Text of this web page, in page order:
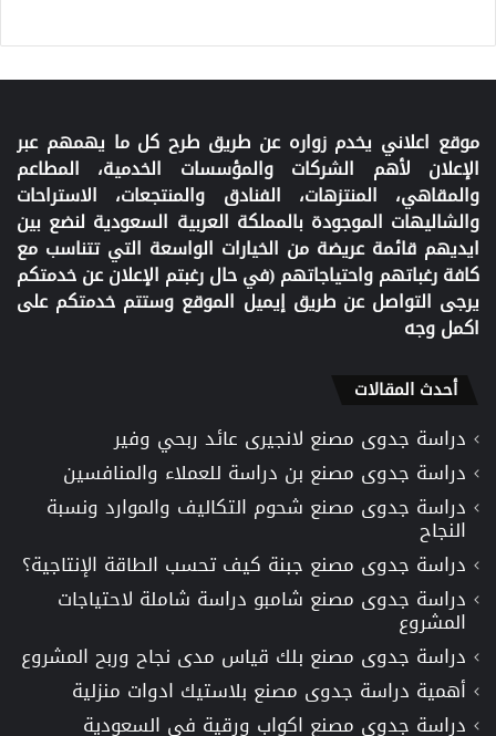
موقع اعلاني يخدم زواره عن طريق طرح كل ما يهمهم عبر
الإعلان لأهم الشركات والمؤسسات الخدمية، المطاعم
والمقاهي، المنتزهات، الفنادق والمنتجعات، الاستراحات
والشاليهات الموجودة بالمملكة العربية السعودية لنضع بين
ايديهم قائمة عريضة من الخيارات الواسعة التي تتناسب مع
كافة رغباتهم واحتياجاتهم (في حال رغبتم الإعلان عن خدمتكم
يرجى التواصل عن طريق إيميل الموقع وستتم خدمتكم على
اكمل وجه
أحدث المقالات
دراسة جدوى مصنع لانجيرى عائد ربحي وفير
دراسة جدوى مصنع بن دراسة للعملاء والمنافسين
دراسة جدوى مصنع شحوم التكاليف والموارد ونسبة
النجاح
دراسة جدوى مصنع جبنة كيف تحسب الطاقة الإنتاجية؟
دراسة جدوى مصنع شامبو دراسة شاملة لاحتياجات
المشروع
دراسة جدوى مصنع بلك قياس مدى نجاح وربح المشروع
أهمية دراسة جدوى مصنع بلاستيك ادوات منزلية
دراسة جدوى مصنع اكواب ورقية في السعودية